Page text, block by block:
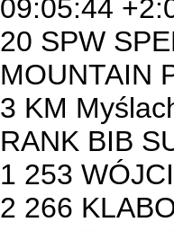
09:05:44
20 SPW
MOUNTAIN
3 KM
RANK BIB
1 253
2 266